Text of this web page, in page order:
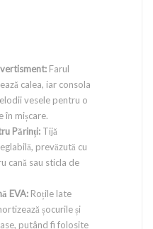
Farul
calea, iar consola
vesele pentru o
în mișcare.
Părinți: Tijă
prevăzută cu
cană sau sticla de
EVA: Roțile late
șocurile și
putând fi folosite